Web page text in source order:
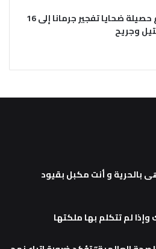
ارتفاع حصيلة ضحايا تفجير جرمانا إلى 16
وجريح
بالحرية و أنت مكبل بقيود
لم تتكلم بها ملكتها